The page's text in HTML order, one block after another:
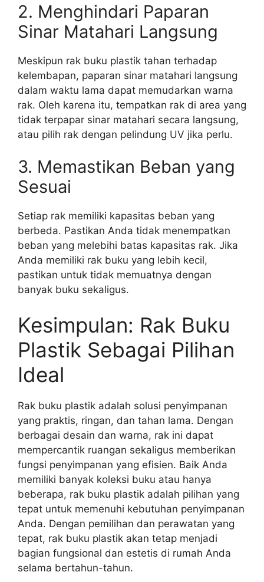
2. Menghindari Paparan
Sinar Matahari Langsung
Meskipun rak buku plastik tahan terhadap
kelembapan, paparan sinar matahari langsung
dalam waktu lama dapat memudarkan warna
rak. Oleh karena itu, tempatkan rak di area yang
tidak terpapar sinar matahari secara langsung,
atau pilih rak dengan pelindung UV jika perlu.
3. Memastikan Beban yang
Sesuai
Setiap rak memiliki kapasitas beban yang
berbeda. Pastikan Anda tidak menempatkan
beban yang melebihi batas kapasitas rak. Jika
Anda memiliki rak buku yang lebih kecil,
pastikan untuk tidak memuatnya dengan
banyak buku sekaligus.
Kesimpulan: Rak Buku
Plastik Sebagai Pilihan
Ideal
Rak buku plastik adalah solusi penyimpanan
yang praktis, ringan, dan tahan lama. Dengan
berbagai desain dan warna, rak ini dapat
mempercantik ruangan sekaligus memberikan
fungsi penyimpanan yang efisien. Baik Anda
memiliki banyak koleksi buku atau hanya
beberapa, rak buku plastik adalah pilihan yang
tepat untuk memenuhi kebutuhan penyimpanan
Anda. Dengan pemilihan dan perawatan yang
tepat, rak buku plastik akan tetap menjadi
bagian fungsional dan estetis di rumah Anda
selama bertahun-tahun.